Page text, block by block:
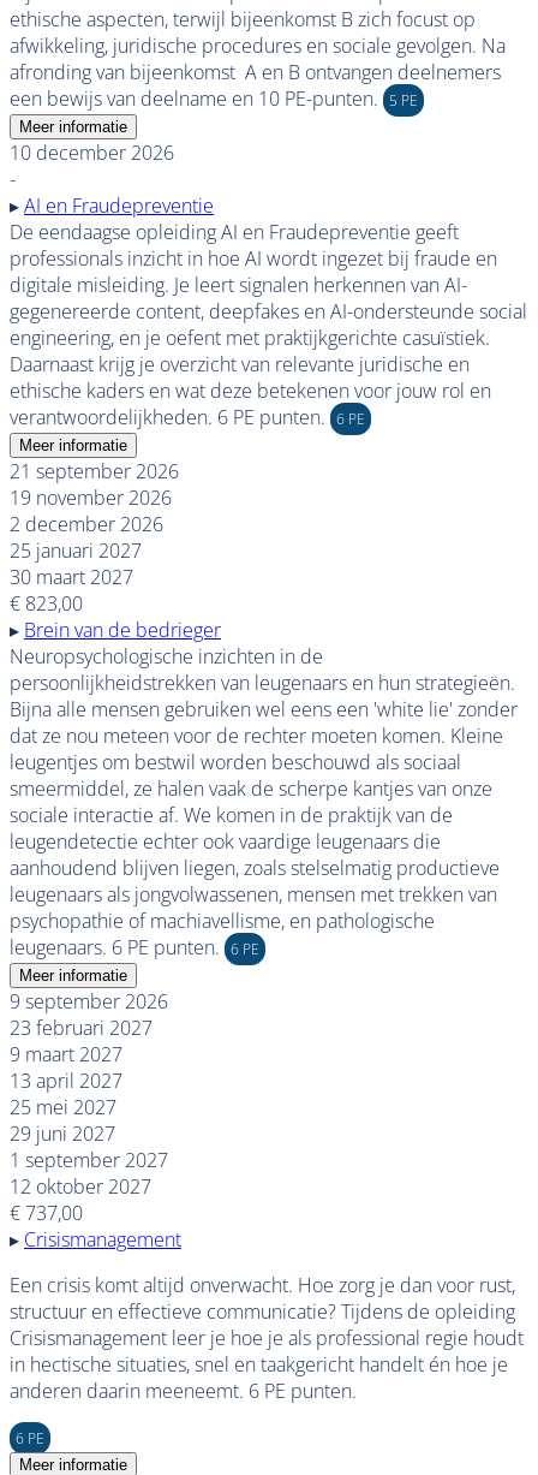
ethische aspecten, terwijl bijeenkomst B zich focust op
afwikkeling, juridische procedures en sociale gevolgen. Na
afronding van bijeenkomst A en B ontvangen deelnemers
een bewijs van deelname en 10 PE-punten.
5 PE
Meer informatie
10 december 2026
-
▸AI en Fraudepreventie
De eendaagse opleiding AI en Fraudepreventie geeft
professionals inzicht in hoe AI wordt ingezet bij fraude en
digitale misleiding. Je leert signalen herkennen van AI-
gegenereerde content, deepfakes en AI-ondersteunde social
engineering, en je oefent met praktijkgerichte casuïstiek.
Daarnaast krijg je overzicht van relevante juridische en
ethische kaders en wat deze betekenen voor jouw rol en
verantwoordelijkheden. 6 PE punten. 6 PE
Meer informatie
21 september 2026
19 november 2026
2 december 2026
25 januari 2027
30 maart 2027
€ 823,00
▸ Brein van de bedrieger
Neuropsychologische inzichten in de
persoonlijkheidstrekken van leugenaars en hun strategieën.
Bijna alle mensen gebruiken wel eens een 'white lie' zonder
dat ze nou meteen voor de rechter moeten komen. Kleine
leugentjes om bestwil worden beschouwd als sociaal
smeermiddel, ze halen vaak de scherpe kantjes van onze
sociale interactie af. We komen in de praktijk van de
leugendetectie echter ook vaardige leugenaars die
aanhoudend blijven liegen, zoals stelselmatig productieve
leugenaars als jongvolwassenen, mensen met trekken van
psychopathie of machiavellisme, en pathologische
leugenaars. 6 PE punten. 6 PE
Meer informatie
9 september 2026
23 februari 2027
9 maart 2027
13 april 2027
25 mei 2027
29 juni 2027
1 september 2027
12 oktober 2027
€ 737,00
▸ Crisismanagement
Een crisis komt altijd onverwacht. Hoe zorg je dan voor rust,
structuur en effectieve communicatie? Tijdens de opleiding
Crisismanagement leer je hoe je als professional regie houdt
in hectische situaties, snel en taakgericht handelt én hoe je
anderen daarin meeneemt. 6 PE punten.
6 PE
Meer informatie